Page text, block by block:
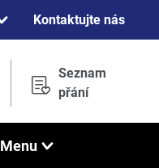
Kontaktujte nás
Seznam
přání
Menu